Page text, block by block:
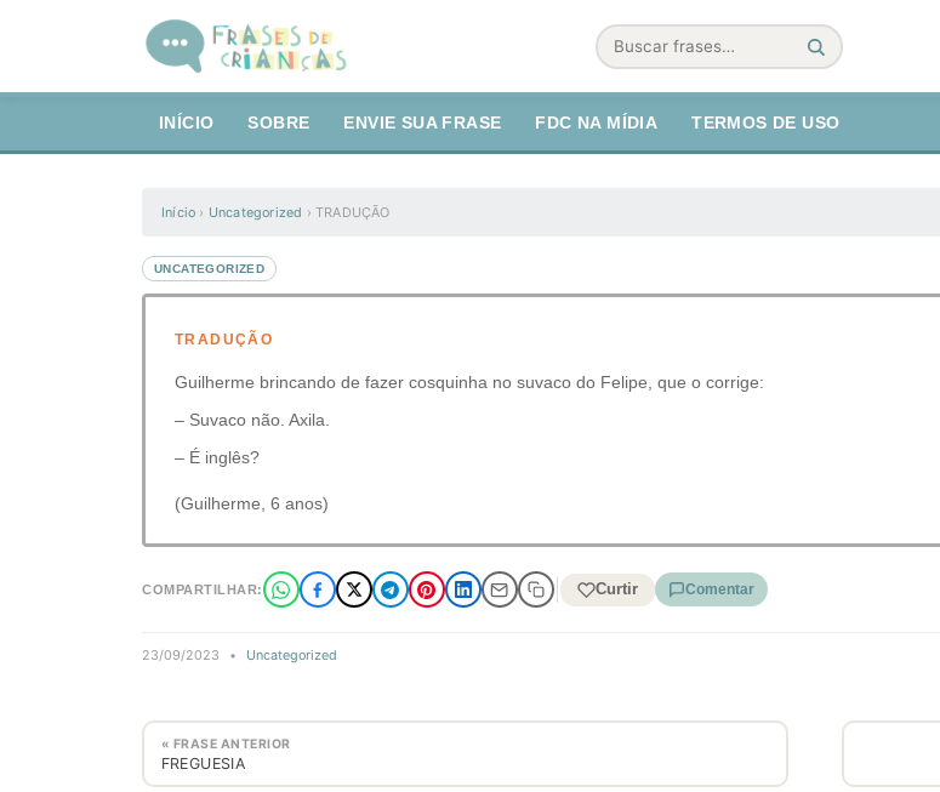
Buscar
INÍCIO SOBRE ENVIE SUA FRASE FDC NA MÍDIA TERMOS DE USO
Início › Uncategorized ›TRADUÇÃO
UNCATEGORIZED
TRADUÇÃO
Guilherme brincando de fazer cosquinha no suvaco do Felipe, que o corrige:
– Suvaco não. Axila.
– É inglês?
(Guilherme, 6 anos)
COMPARTILHAR: Curtir Comentar
23/09/2023 • Uncategorized
« FRASE ANTERIOR
FREGUESIA